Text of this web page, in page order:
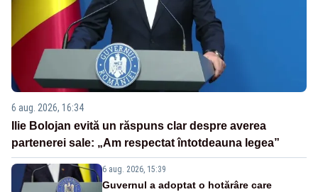
6 aug. 2026, 16:34
Ilie Bolojan evită un răspuns clar despre averea
partenerei sale: „Am respectat întotdeauna legea”
6 aug. 2026, 15:39
Guvernul a adoptat o hotărâre care